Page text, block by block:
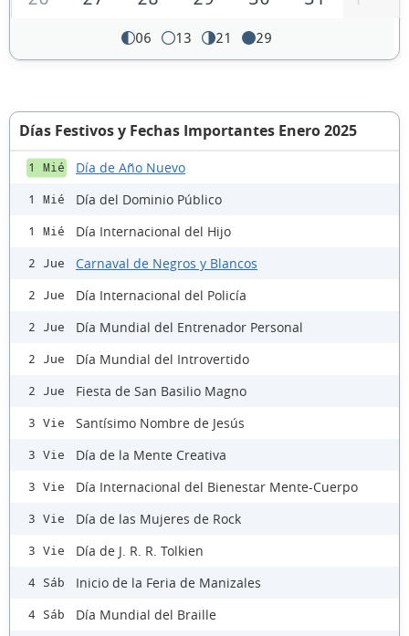
06 13 21 29
Días Festivos y Fechas Importantes Enero 2025
1 Mié Día de Año Nuevo
1 Mié Día del Dominio Público
1 Mié Día Internacional del Hijo
2 Jue Carnaval de Negros y Blancos
2 Jue Día Internacional del Policía
2 Jue Día Mundial del Entrenador Personal
2 Jue Día Mundial del Introvertido
2 Jue Fiesta de San Basilio Magno
3 Vie Santísimo Nombre de Jesús
3 Vie Día de la Mente Creativa
3 Vie Día Internacional del Bienestar Mente-Cuerpo
3 Vie Día de las Mujeres de Rock
3 Vie Día de J. R. R. Tolkien
4 Sáb Inicio de la Feria de Manizales
4 Sáb Día Mundial del Braille